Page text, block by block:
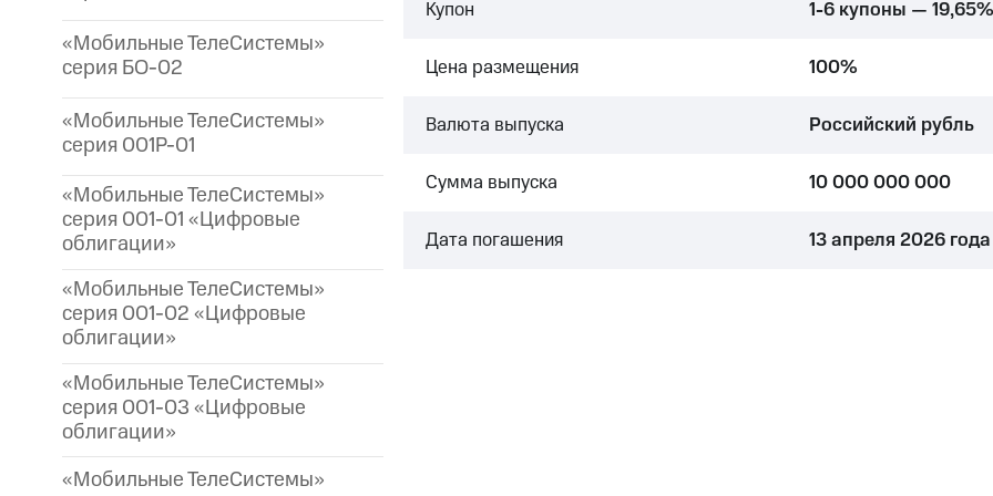
«Мобильные ТелеСистемы»
серия БО-02
«Мобильные ТелеСистемы»
серия 001P-01
«Мобильные ТелеСистемы»
серия 001-01 «Цифровые
облигации»
«Мобильные ТелеСистемы»
серия 001-02 «Цифровые
облигации»
«Мобильные ТелеСистемы»
серия 001-03 «Цифровые
облигации»
«Мобильные ТелеСистемы»
Купон 1-6 купоны — 19,65%
Цена размещения 100%
Валюта выпуска Российский рубль
Сумма выпуска 10 000 000 000
Дата погашения 13 апреля 2026 года